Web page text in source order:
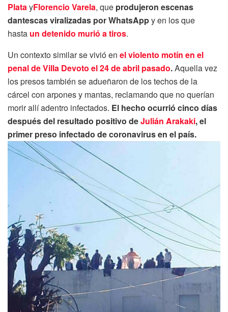
PlatayFlorencio Varela, que produjeron escenas
dantescas viralizadas por WhatsAppy en los que
hasta un detenido murió a tiros.
Un contexto similar se vivió en el violento motín en el
penal de Villa Devoto el 24 de abril pasado.Aquella vez
los presos también se adueñaron de los techos de la
cárcel con arpones y mantas, reclamando que no querían
morir allí adentro infectados. El hecho ocurrió cinco días
después del resultado positivo deJulián Arakaki, el
primer preso infectado de coronavirus en el país.